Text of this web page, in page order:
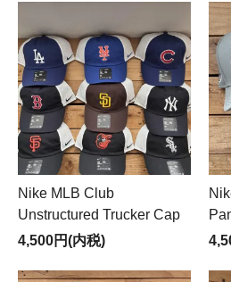
Nike MLB Club
Unstructured Trucker Cap
4,500円(内税)